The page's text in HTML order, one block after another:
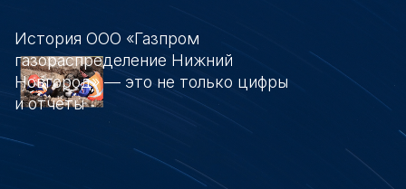
История ООО «Газпром
газораспределение Нижний
Новгород» — это не только цифры
и отчёты